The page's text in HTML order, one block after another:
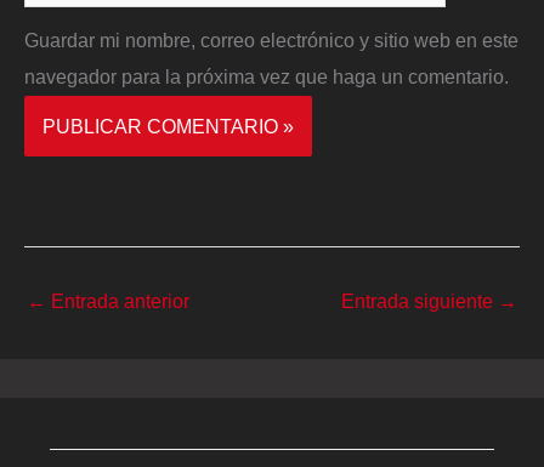
Guardar mi nombre, correo electrónico y sitio web en este
navegador para la próxima vez que haga un comentario.
← Entrada anterior Entrada siguiente →